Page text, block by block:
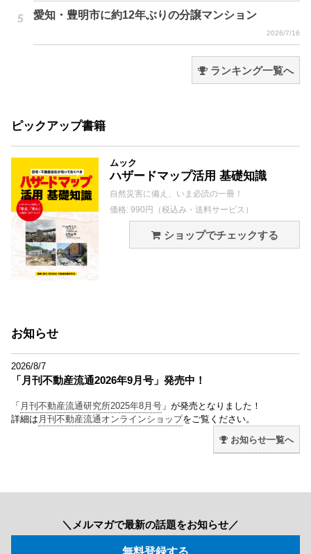
愛知・豊明市に約12年ぶりの分譲マンション
2026/7/16
ランキング一覧へ
ピックアップ書籍
ムック
ハザードマップ活用 基礎知識
自然災害に備え、いま必読の一冊！
価格: 990円（税込み・送料サービス）
ショップでチェックする
お知らせ
2026/8/7
「月刊不動産流通2026年9月号」発売中！
「 月刊不動産流通研究所2025年8月号 」が発売となりました！
詳細は 月刊不動産流通オンラインショップをご覧ください。
お知らせ一覧へ
＼メルマガで最新の話題をお知らせ／